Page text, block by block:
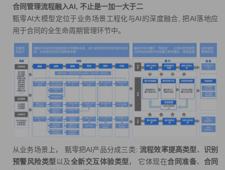
合同管理流程融入AI, 不止是一加一大于二
甄零AI大模型定位于业务场景工程化与AI的深度融合, 把AI落地应
用于合同的全生命周期管理环节中。
从业务场景上， 甄零把AI产品分成三类: 流程效率提高类型、 识别
预警风险类型 以及全新交互体验类型， 它体现在合同准备、 合同